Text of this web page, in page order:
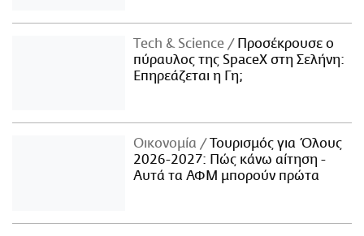
Τech & Science
Προσέκρουσε ο
πύραυλος της SpaceX στη Σελήνη:
Επηρεάζεται η Γη;
Οικονομία
Τουρισμός για Όλους
2026-2027: Πώς κάνω αίτηση -
Αυτά τα ΑΦΜ μπορούν πρώτα